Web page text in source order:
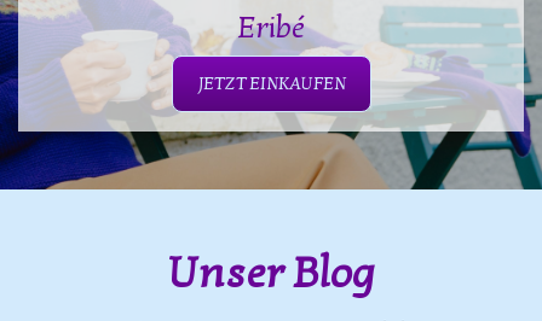
Eribé
JETZT EINKAUFEN
Unser Blog